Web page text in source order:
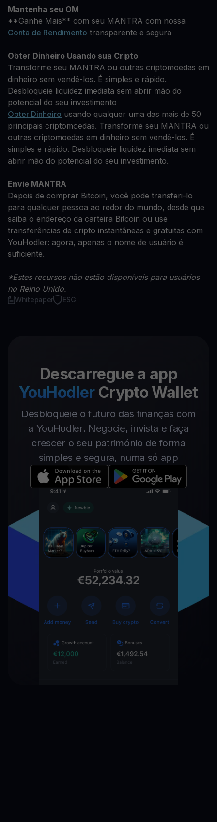
Mantenha seu OM
**Ganhe Mais** com seu MANTRA com nossa
Conta de Rendimento transparente e segura
Obter Dinheiro Usando sua Cripto
Transforme seu MANTRA ou outras criptomoedas em
dinheiro sem vendê-los. É simples e rápido.
Desbloqueie liquidez imediata sem abrir mão do
potencial do seu investimento
Obter Dinheiro usando qualquer uma das mais de 50
principais criptomoedas. Transforme seu MANTRA ou
outras criptomoedas em dinheiro sem vendê-los. É
simples e rápido. Desbloqueie liquidez imediata sem
abrir mão do potencial do seu investimento.
Envie MANTRA
Depois de comprar Bitcoin, você pode transferi-lo
para qualquer pessoa ao redor do mundo, desde que
saiba o endereço da carteira Bitcoin ou use
transferências de cripto instantâneas e gratuitas com
YouHodler: agora, apenas o nome de usuário é
suficiente.
*Estes recursos não estão disponíveis para usuários
no Reino Unido.
Whitepaper ESG
Descarregue a app
YouHodler Crypto Wallet
Desbloqueie o futuro das finanças com
a YouHodler. Negocie, invista e faça
crescer o seu património de forma
simples e segura, numa só app